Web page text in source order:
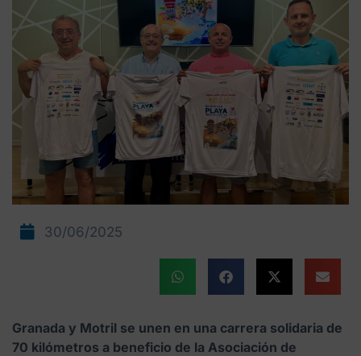
30/06/2025
Granada y Motril se unen en una carrera solidaria de
70 kilómetros a beneficio de la Asociación de